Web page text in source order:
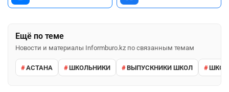
Ещё по теме
Новости и материалы Informburo.kz по связанным темам
АСТАНА ШКОЛЬНИКИ ВЫПУСКНИКИ ШКОЛ